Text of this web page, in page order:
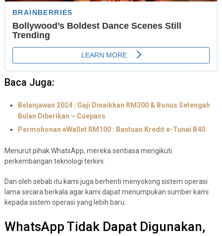
Baca Juga:
Belanjawan 2024 : Gaji Dinaikkan RM300 & Bonus Setengah
Bulan Diberikan – Cuepacs
Permohonan eWallet RM100 : Bantuan Kredit e-Tunai B40
Menurut pihak WhatsApp, mereka sentiasa mengikuti
perkembangan teknologi terkini.
Dan oleh sebab itu kami juga berhenti menyokong sistem operasi
lama secara berkala agar kami dapat menumpukan sumber kami
kepada sistem operasi yang lebih baru.
WhatsApp Tidak Dapat Digunakan,